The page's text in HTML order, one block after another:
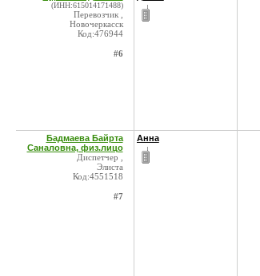
(ИНН:615014171488)
Перевозчик ,
Новочеркасск
Код:476944
#6
Бадмаева Байрта
Саналовна, физ.лицо
Диспетчер ,
Элиста
Код:4551518
#7
Анна